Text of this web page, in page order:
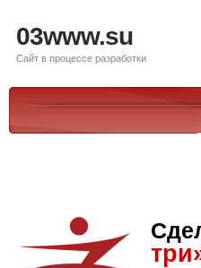
03www.su
Сайт в процессе разработки